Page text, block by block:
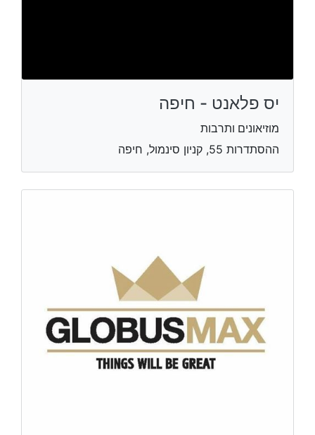
יס פלאנט - חיפה
מוזיאונים ותרבות
ההסתדרות 55, קניון סינמול, חיפה